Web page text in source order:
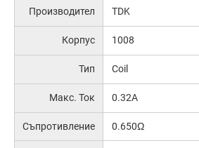
Производител TDK
Корпус 1008
Тип Coil
Макс. Ток 0.32A
Съпротивление 0.650Ω